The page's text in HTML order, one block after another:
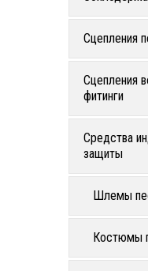
Сцепления
Сцепления
фитинги
Средства
защиты
Шлемы
Костюмы